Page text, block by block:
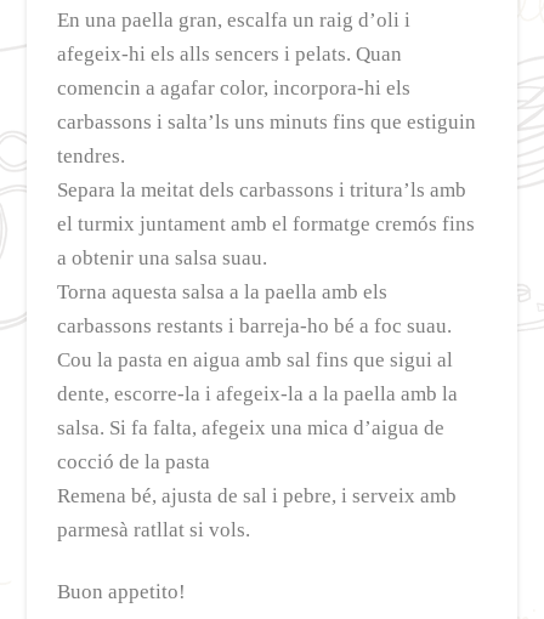
En una paella gran, escalfa un raig d’oli i
afegeix-hi els alls sencers i pelats. Quan
comencin a agafar color, incorpora-hi els
carbassons i salta’ls uns minuts fins que estiguin
tendres.
Separa la meitat dels carbassons i tritura’ls amb
el turmix juntament amb el formatge cremós fins
a obtenir una salsa suau.
Torna aquesta salsa a la paella amb els
carbassons restants i barreja-ho bé a foc suau.
Cou la pasta en aigua amb sal fins que sigui al
dente, escorre-la i afegeix-la a la paella amb la
salsa. Si fa falta, afegeix una mica d’aigua de
cocció de la pasta
Remena bé, ajusta de sal i pebre, i serveix amb
parmesà ratllat si vols.
Buon appetito!